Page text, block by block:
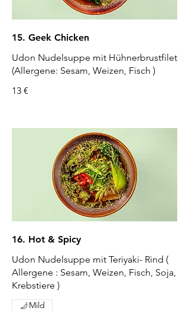
15. Geek Chicken
Udon Nudelsuppe mit Hühnerbrustfilet
(Allergene: Sesam, Weizen, Fisch )
13 €
16. Hot & Spicy
Udon Nudelsuppe mit Teriyaki- Rind (
Allergene : Sesam, Weizen, Fisch, Soja,
Krebstiere )
Mild